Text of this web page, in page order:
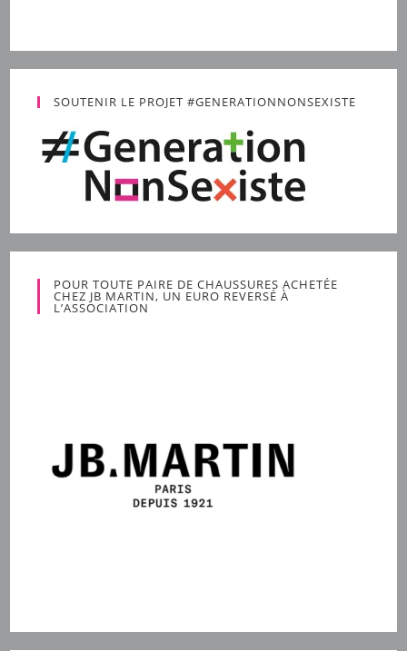
SOUTENIR LE PROJET #GENERATIONNONSEXISTE
POUR TOUTE PAIRE DE CHAUSSURES ACHETÉE
CHEZ JB MARTIN, UN EURO REVERSÉ À
L’ASSOCIATION